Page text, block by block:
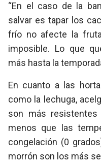
“En el caso de la
salvar es tapar los
frío no afecte la
imposible. Lo que
más hasta la
En cuanto a las
como la lechuga,
son más
menos que las
congelación (0
morrón son los más